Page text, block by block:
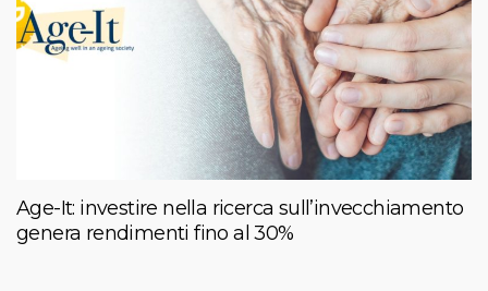
Age-It: investire nella ricerca sull’invecchiamento
genera rendimenti fino al 30%